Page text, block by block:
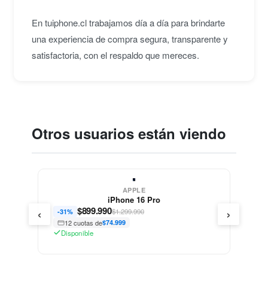
Antonella B.• hace 3 años
★★★★★
• hace 3 años
O
★★★★★
Inicialmente lo encontré un poco chico, pero con
En tuiphone.cl trabajamos día a día para brindarte
una experiencia de compra segura, transparente y
satisfactoria, con el respaldo que mereces.
Otros usuarios están viendo
APPLE
iPhone 16 Pro
-31% $899.990$1.299.990
12 cuotas de$74.999
Disponible
‹ ›